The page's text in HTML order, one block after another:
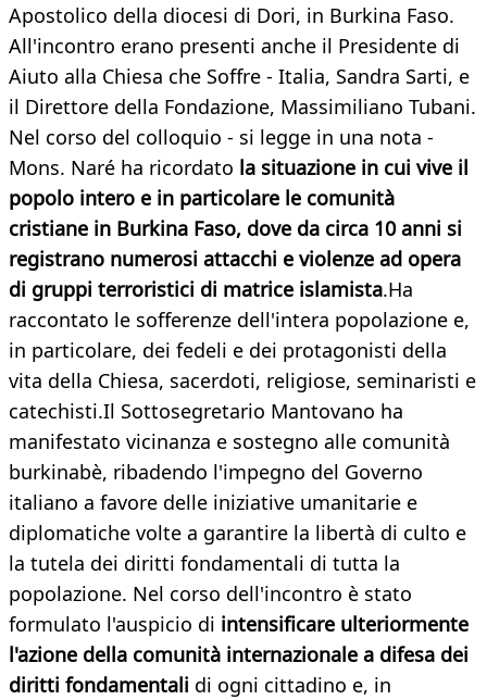
Apostolico della diocesi di Dori, in Burkina Faso.
All'incontro erano presenti anche il Presidente di
Aiuto alla Chiesa che Soffre - Italia, Sandra Sarti, e
il Direttore della Fondazione, Massimiliano Tubani.
Nel corso del colloquio - si legge in una nota -
Mons. Naré ha ricordato la situazione in cui vive il
popolo intero e in particolare le comunità
cristiane in Burkina Faso, dove da circa 10 anni si
registrano numerosi attacchi e violenze ad opera
di gruppi terroristici di matrice islamista.Ha
raccontato le sofferenze dell'intera popolazione e,
in particolare, dei fedeli e dei protagonisti della
vita della Chiesa, sacerdoti, religiose, seminaristi e
catechisti.Il Sottosegretario Mantovano ha
manifestato vicinanza e sostegno alle comunità
burkinabè, ribadendo l'impegno del Governo
italiano a favore delle iniziative umanitarie e
diplomatiche volte a garantire la libertà di culto e
la tutela dei diritti fondamentali di tutta la
popolazione. Nel corso dell'incontro è stato
formulato l'auspicio di intensificare ulteriormente
l'azione della comunità internazionale a difesa dei
diritti fondamentali di ogni cittadino e, in